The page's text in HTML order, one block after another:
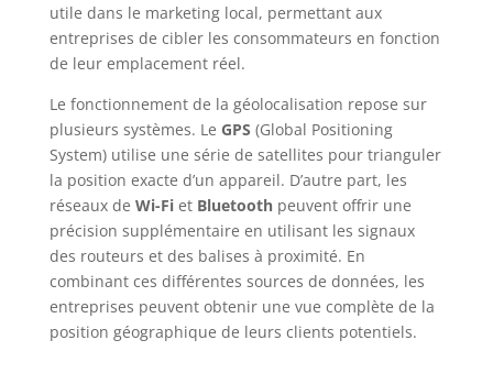
utile dans le marketing local, permettant aux
entreprises de cibler les consommateurs en fonction
de leur emplacement réel.
Le fonctionnement de la géolocalisation repose sur
plusieurs systèmes. Le GPS (Global Positioning
System) utilise une série de satellites pour trianguler
la position exacte d’un appareil. D’autre part, les
réseaux de Wi-Fiet Bluetoothpeuvent offrir une
précision supplémentaire en utilisant les signaux
des routeurs et des balises à proximité. En
combinant ces différentes sources de données, les
entreprises peuvent obtenir une vue complète de la
position géographique de leurs clients potentiels.